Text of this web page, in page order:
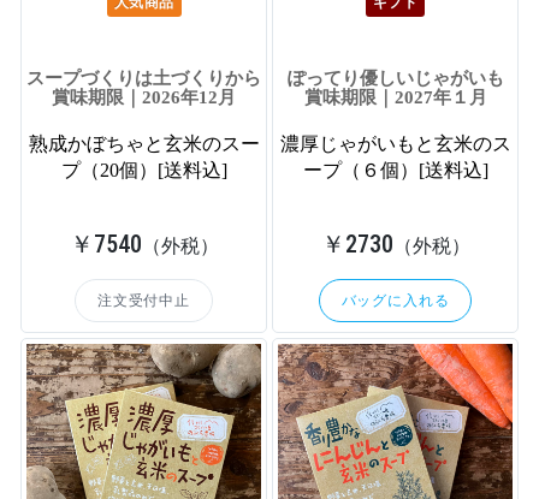
スープづくりは土づくりから
賞味期限｜2026年12月
熟成かぼちゃと玄米のスー
プ（20個）[送料込]
￥7540 （外税）
注文受付中止
ぽってり優しいじゃがいも
賞味期限｜2027年１月
濃厚じゃがいもと玄米のス
ープ（６個）[送料込]
￥2730 （外税）
バッグに入れる